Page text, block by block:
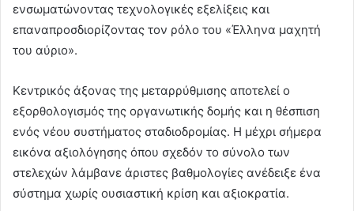
ενσωματώνοντας τεχνολογικές εξελίξεις και
επαναπροσδιορίζοντας τον ρόλο του «Έλληνα μαχητή
του αύριο».
Κεντρικός άξονας της μεταρρύθμισης αποτελεί ο
εξορθολογισμός της οργανωτικής δομής και η θέσπιση
ενός νέου συστήματος σταδιοδρομίας. Η μέχρι σήμερα
εικόνα αξιολόγησης όπου σχεδόν το σύνολο των
στελεχών λάμβανε άριστες βαθμολογίες ανέδειξε ένα
σύστημα χωρίς ουσιαστική κρίση και αξιοκρατία.